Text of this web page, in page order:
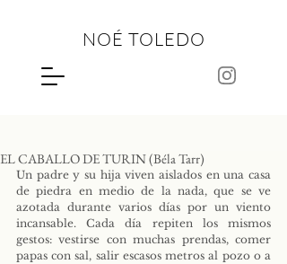
NOÉ TOLEDO
EL CABALLO DE TURIN (Béla Tarr)
Un padre y su hija viven aislados en una casa
de piedra en medio de la nada, que se ve
azotada durante varios días por un viento
incansable. Cada día repiten los mismos
gestos: vestirse con muchas prendas, comer
papas con sal, salir escasos metros al pozo o a